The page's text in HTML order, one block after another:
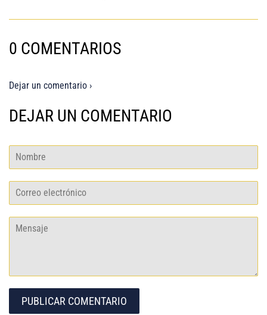
0 COMENTARIOS
Dejar un comentario ›
DEJAR UN COMENTARIO
Nombre
Correo
Mensaje